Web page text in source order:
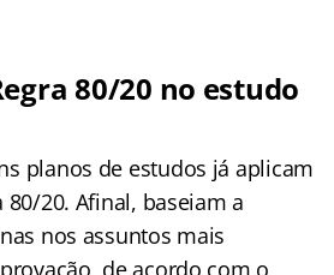
80/20 no estudo
planos de estudos já aplicam
20. Afinal, baseiam a
nos assuntos mais